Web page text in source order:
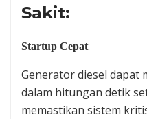
Sakit:
Startup Cepat:
Generator diesel dapat
dalam hitungan detik
memastikan sistem